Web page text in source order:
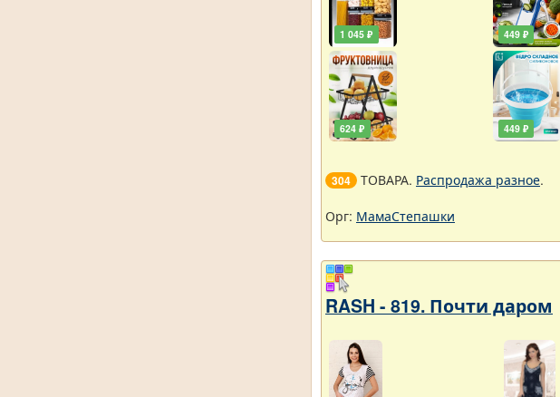
1 045 ₽
624 ₽
449 ₽
449 ₽
304 ТОВАРА. Распродажа разное.
Орг: МамаСтепашки
RASH - 819. Почти даром